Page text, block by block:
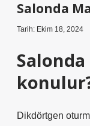
Salonda
Tarih: Ekim 18, 2024
Dikdörtgen